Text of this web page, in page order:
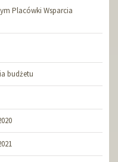
Placówki Wsparcia
budżetu